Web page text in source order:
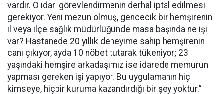
vardır. O idari görevlendirmenin derhal iptal edilmesi
gerekiyor. Yeni mezun olmuş, gencecik bir hemşirenin
il veya ilçe sağlık müdürlüğünde masa başında ne işi
var? Hastanede 20 yıllık deneyime sahip hemşirenin
canı çıkıyor, ayda 10 nöbet tutarak tükeniyor; 23
yaşındaki hemşire arkadaşımız ise idarede memurun
yapması gereken işi yapıyor. Bu uygulamanın hiç
kimseye, hiçbir kuruma kazandırdığı bir şey yoktur.”